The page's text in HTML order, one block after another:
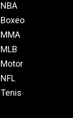
NBA
Boxeo
MMA
MLB
Motor
NFL
Tenis